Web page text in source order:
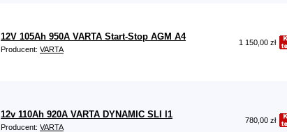
12V 105Ah 950A VARTA Start-Stop AGM A4
Producent: VARTA
1 150,00 zł
12v 110Ah 920A VARTA DYNAMIC SLI I1
Producent: VARTA
780,00 zł